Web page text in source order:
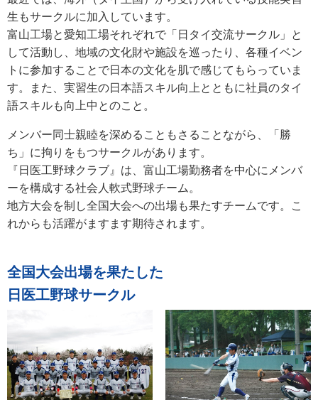
生もサークルに加入しています。
富山工場と愛知工場それぞれで「日タイ交流サークル」と
して活動し、地域の文化財や施設を巡ったり、各種イベン
トに参加することで日本の文化を肌で感じてもらっていま
す。また、実習生の日本語スキル向上とともに社員のタイ
語スキルも向上中とのこと。
メンバー同士親睦を深めることもさることながら、「勝
ち」に拘りをもつサークルがあります。
『日医工野球クラブ』は、富山工場勤務者を中心にメンバ
ーを構成する社会人軟式野球チーム。
地方大会を制し全国大会への出場も果たすチームです。こ
れからも活躍がますます期待されます。
全国大会出場を果たした
日医工野球サークル